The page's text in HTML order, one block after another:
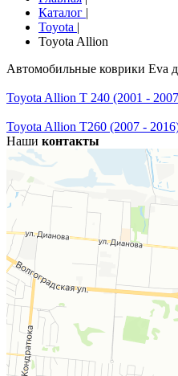
Каталог |
Toyota |
Toyota Allion
Автомобильные коврики Eva
Toyota Allion T 240 (2001 -
Toyota Allion T260 (2007 -
Наши контакты